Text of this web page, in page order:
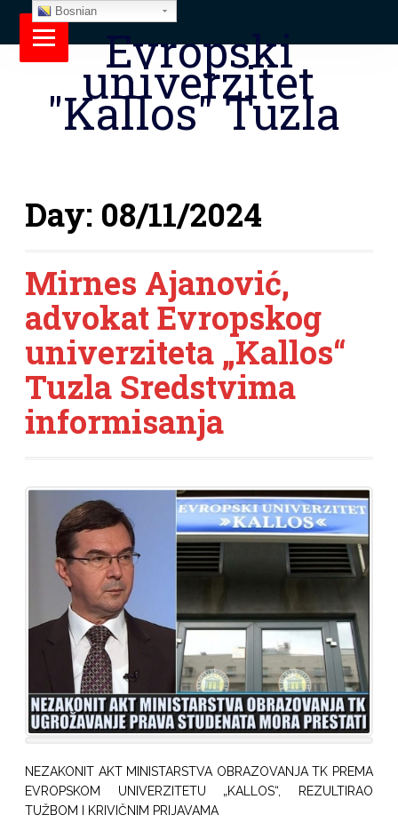
Evropski
univerzitet
"Kallos" Tuzla
Day: 08/11/2024
Mirnes Ajanović,
advokat Evropskog
univerziteta „Kallos“
Tuzla Sredstvima
informisanja
NEZAKONIT AKT MINISTARSTVA OBRAZOVANJA TK PREMA
EVROPSKOM UNIVERZITETU „KALLOS“, REZULTIRAO
TUŽBOM I KRIVIČNIM PRIJAVAMA
Bosnian